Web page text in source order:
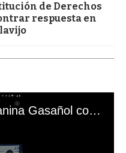
de Derechos
respuesta en
El mal momento de Yanina Gasañol con un hincha argentino en "Subrayado"